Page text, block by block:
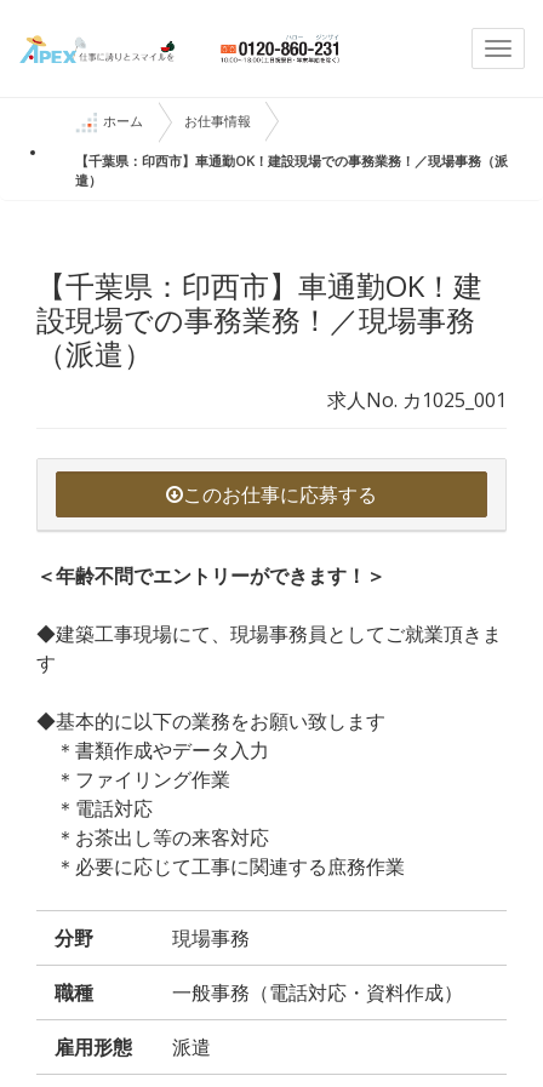
ホーム お仕事情報
【千葉県：印西市】車通勤OK！建設現場での事務業務！／現場事務（派
遣）
【千葉県：印西市】車通勤OK！建
設現場での事務業務！／現場事務
（派遣）
求人No. カ1025_001
このお仕事に応募する
＜年齢不問でエントリーができます！＞
◆建築工事現場にて、現場事務員としてご就業頂きま
す
◆基本的に以下の業務をお願い致します
＊書類作成やデータ入力
＊ファイリング作業
＊電話対応
＊お茶出し等の来客対応
＊必要に応じて工事に関連する庶務作業
分野 現場事務
職種 一般事務（電話対応・資料作成）
雇用形態 派遣